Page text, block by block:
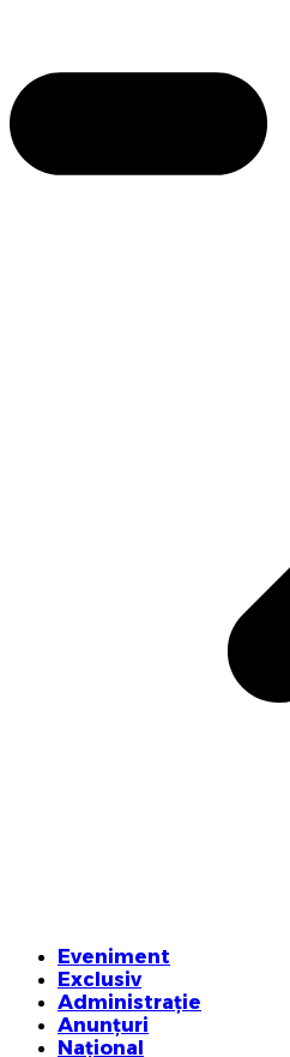
Eveniment
Exclusiv
Administrație
Anunțuri
Național